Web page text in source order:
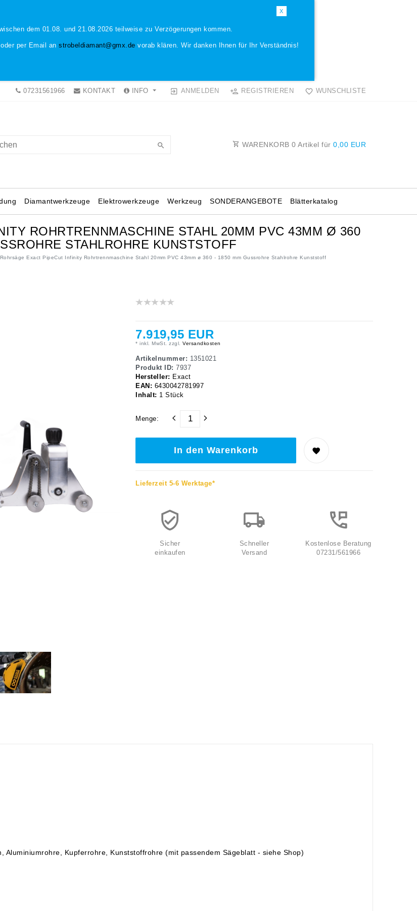
X
dem 01.08. und 21.08.2026 teilweise zu Verzögerungen kommen.
per Email an strobeldiamant@gmx.de vorab klären. Wir danken Ihnen für Ihr Verständnis!
07231561966 KONTAKT INFO ANMELDEN REGISTRIEREN WUNSCHLISTE
WARENKORB 0 Artikel für 0,00 EUR
Diamantwerkzeuge Elektrowerkzeuge Werkzeug Blätterkatalog
SONDERANGEBOTE
ROHRTRENNMASCHINE STAHL 20MM PVC 43MM Ø 360
STAHLROHRE KUNSTSTOFF
Rohrsäge Exact PipeCut Infinity Rohrtrennmaschine Stahl 20mm PVC 43mm ø 360 - 1850 mm Gussrohre Stahlrohre Kunststoff
7.919,95 EUR
* inkl. MwSt. zzgl. Versandkosten
Artikelnummer: 1351021
Produkt ID: 7937
Hersteller: Exact
EAN: 6430042781997
Inhalt: 1 Stück
Menge:
In den Warenkorb
Lieferzeit 5-6 Werktage*
Sicher
einkaufen
Schneller
Versand
Kostenlose Beratung
07231/561966
Kupferrohre, Kunststoffrohre (mit passendem Sägeblatt - siehe Shop)